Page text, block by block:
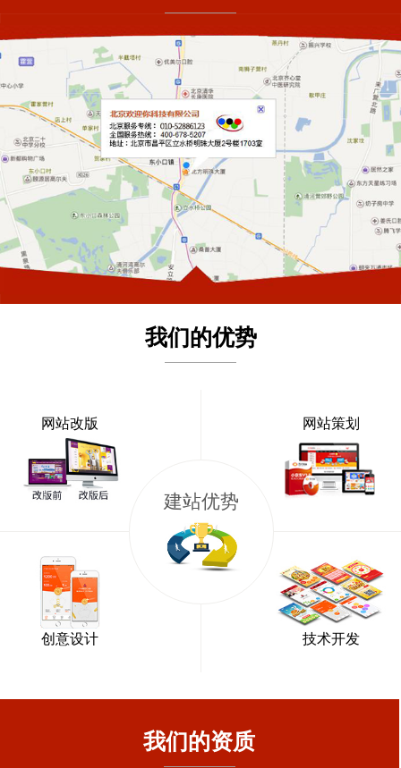
我们的优势
建站优势
网站改版 网站策划
创意设计 技术开发
我们的资质